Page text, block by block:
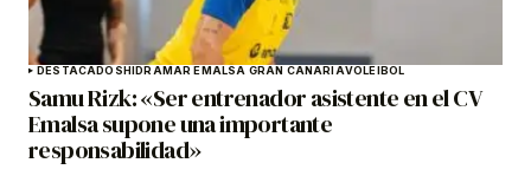
DESTACADOSHIDRAMAR EMALSA GRAN CANARIAVOLEIBOL
Samu Rizk: «Ser entrenador asistente en el CV
Emalsa supone una importante
responsabilidad»